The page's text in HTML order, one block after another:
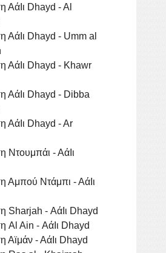
ΑάΙι Dhayd - Al
ΑάΙι Dhayd - Umm al
ΑάΙι Dhayd - Khawr
ΑάΙι Dhayd - Dibba
ΑάΙι Dhayd - Ar
Ντουμπάι - ΑάΙι
Αμπού Ντάμπι - ΑάΙι
Sharjah - ΑάΙι Dhayd
Al Ain - ΑάΙι Dhayd
Αϊμάν - ΑάΙι Dhayd